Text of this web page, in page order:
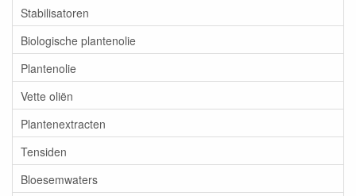
Stabilisatoren
Biologische plantenolie
Plantenolie
Vette oliën
Plantenextracten
Tensiden
Bloesemwaters